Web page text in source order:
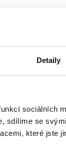
Detaily
sociálních
sdílíme se
které jste